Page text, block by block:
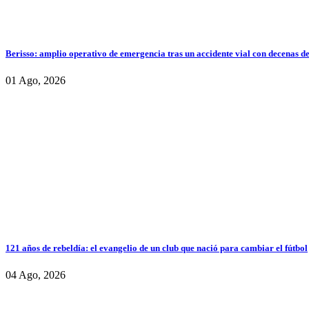
Berisso: amplio operativo de emergencia tras un accidente vial con decenas
01 Ago, 2026
121 años de rebeldía: el evangelio de un club que nació para cambiar el fútbol
04 Ago, 2026